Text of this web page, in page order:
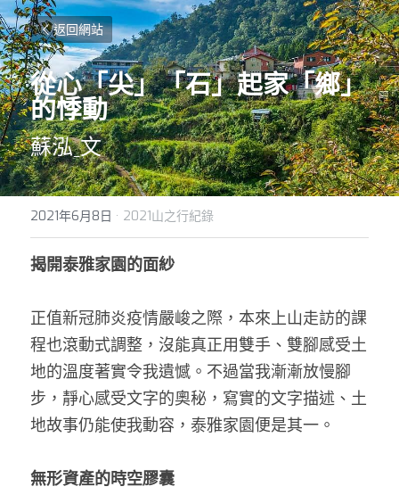
返回網站
從心「尖」「石」起家「鄉」
的悸動
蘇泓ˍ文
2021年6月8日 · 2021山之行紀錄
揭開泰雅家園的面紗
正值新冠肺炎疫情嚴峻之際，本來上山走訪的課
程也滾動式調整，沒能真正用雙手、雙腳感受土
地的溫度著實令我遺憾。不過當我漸漸放慢腳
步，靜心感受文字的奧秘，寫實的文字描述、土
地故事仍能使我動容，泰雅家園便是其一。
無形資產的時空膠囊